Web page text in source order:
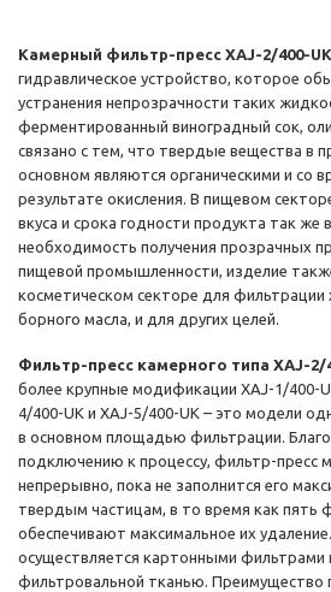
Камерный фильтр-пресс XAJ-2/400-UK
гидравлическое устройство, которое
устранения непрозрачности таких
ферментированный виноградный сок,
связано с тем, что твердые вещества в
основном являются органическими и со
результате окисления. В пищевом
вкуса и срока годности продукта так же
необходимость получения прозрачных
пищевой промышленности, изделие
косметическом секторе для фильтрации
борного масла, и для других целей.
Фильтр-пресс камерного типа XAJ-2/
более крупные модификации XAJ-1/400-
4/400-UK и XAJ-5/400-UK – это модели
в основном площадью фильтрации.
подключению к процессу, фильтр-пресс
непрерывно, пока не заполнится его
твердым частицам, в то время как пять
обеспечивают максимальное их
осуществляется картонными фильтрами
фильтровальной тканью. Преимущество